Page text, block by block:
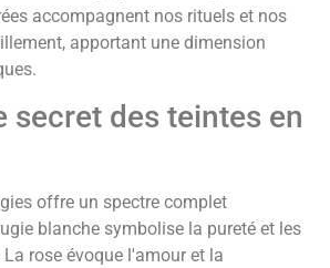
accompagnent nos rituels et nos
apportant une dimension
secret des teintes en
offre un spectre complet
blanche symbolise la pureté et les
rose évoque l'amour et la